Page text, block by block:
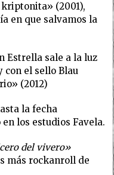
(2001),
en que salvamos la
Estrella sale a la luz
con el sello Blau
(2012)
la fecha
los estudios Favela.
del vivero»
más rockanroll de